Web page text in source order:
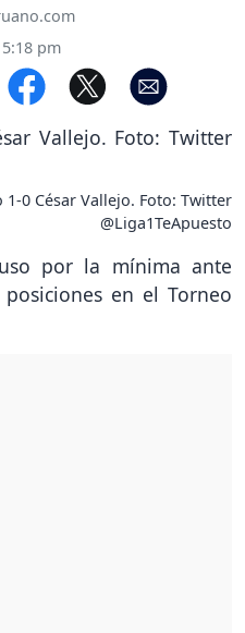
pm
1-0 César Vallejo. Foto: Twitter
@Liga1TeApuesto
por la mínima ante
en el Torneo